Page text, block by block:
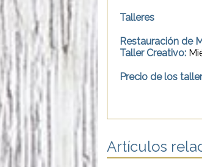
Talleres
Restauración de
Taller Creativo:
Precio de los
Artículos